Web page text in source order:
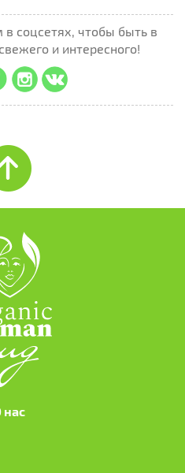
в соцсетях, чтобы быть в
и интересного!
нас